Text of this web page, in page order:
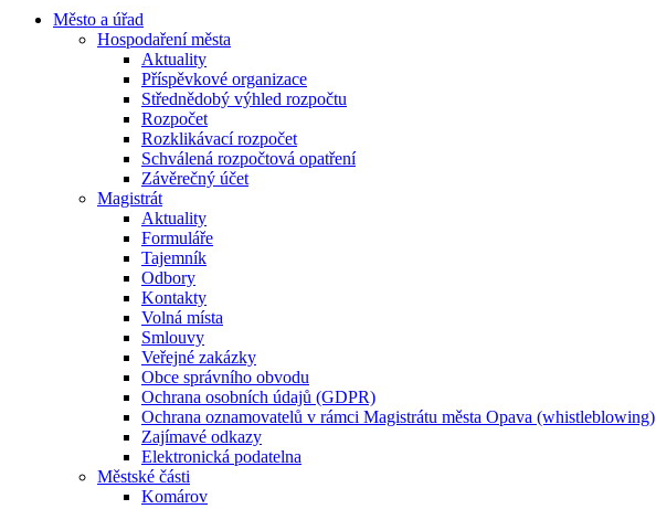
Město a úřad
Hospodaření města
Aktuality
Příspěvkové organizace
Střednědobý výhled rozpočtu
Rozpočet
Rozklikávací rozpočet
Schválená rozpočtová opatření
Závěrečný účet
Magistrát
Aktuality
Formuláře
Tajemník
Odbory
Kontakty
Volná místa
Smlouvy
Veřejné zakázky
Obce správního obvodu
Ochrana osobních údajů (GDPR)
Ochrana oznamovatelů v rámci Magistrátu města Opava (whistleblowing)
Zajímavé odkazy
Elektronická podatelna
Městské části
Komárov